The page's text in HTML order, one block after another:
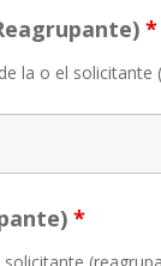
*
la o el solicitante
*